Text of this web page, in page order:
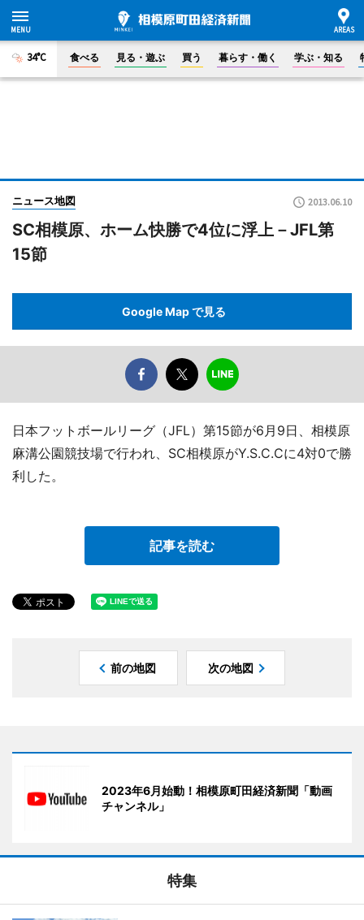
34°C 食べる 見る・遊ぶ 買う 暮らす・働く 学ぶ・知る
ニュース地図 2013.06.10
SC相模原、ホーム快勝で4位に浮上－JFL第
15節
Google Map で見る
日本フットボールリーグ（JFL）第15節が6月9日、相模原
麻溝公園競技場で行われ、SC相模原がY.S.C.Cに4対0で勝
利した。
記事を読む
前の地図 次の地図
2023年6月始動！相模原町田経済新聞「動画
チャンネル」
特集